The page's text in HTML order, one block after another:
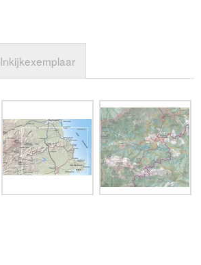
Inkijkexemplaar